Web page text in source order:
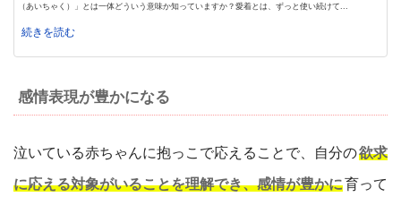
（あいちゃく）」とは一体どういう意味か知っていますか？愛着とは、ずっと使い続けて...
続きを読む
感情表現が豊かになる
泣いている赤ちゃんに抱っこで応えることで、自分の欲求
に応える対象がいることを理解でき、感情が豊かに育って